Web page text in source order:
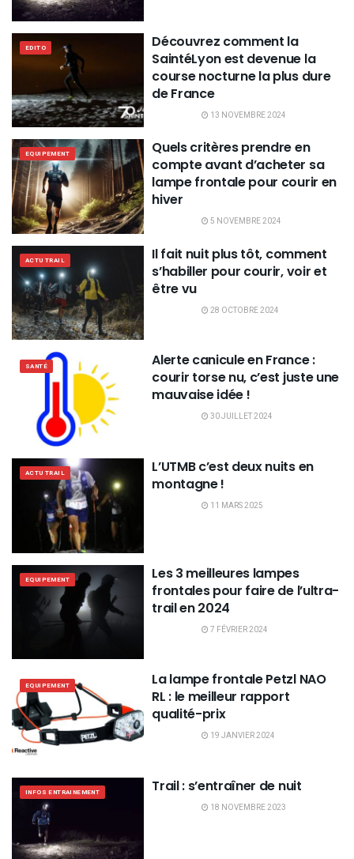
EDITO
Découvrez comment la
SaintéLyon est devenue la
course nocturne la plus dure
de France
13 NOVEMBRE 2024
EQUIPEMENT
Quels critères prendre en
compte avant d’acheter sa
lampe frontale pour courir en
hiver
5 NOVEMBRE 2024
ACTU TRAIL
Il fait nuit plus tôt, comment
s’habiller pour courir, voir et
être vu
28 OCTOBRE 2024
SANTÉ
Alerte canicule en France :
courir torse nu, c’est juste une
mauvaise idée !
30 JUILLET 2024
ACTU TRAIL
L’UTMB c’est deux nuits en
montagne !
11 MARS 2025
EQUIPEMENT
Les 3 meilleures lampes
frontales pour faire de l’ultra-
trail en 2024
7 FÉVRIER 2024
EQUIPEMENT
La lampe frontale Petzl NAO
RL : le meilleur rapport
qualité-prix
19 JANVIER 2024
INFOS ENTRAINEMENT Trail : s’entraîner de nuit
18 NOVEMBRE 2023